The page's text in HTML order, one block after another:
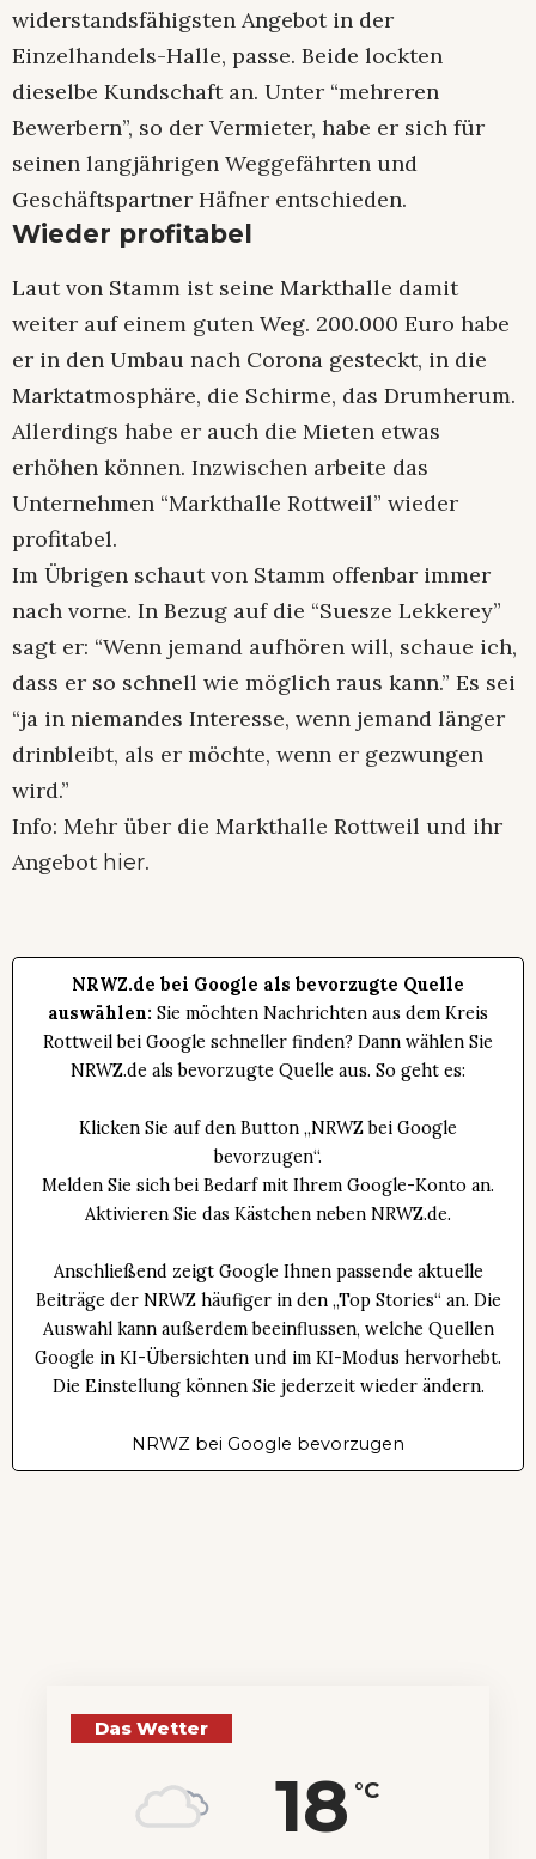
widerstandsfähigsten Angebot in der
Einzelhandels-Halle, passe. Beide lockten
dieselbe Kundschaft an. Unter “mehreren
Bewerbern”, so der Vermieter, habe er sich für
seinen langjährigen Weggefährten und
Geschäftspartner Häfner entschieden.
Wieder profitabel
Laut von Stamm ist seine Markthalle damit
weiter auf einem guten Weg. 200.000 Euro habe
er in den Umbau nach Corona gesteckt, in die
Marktatmosphäre, die Schirme, das Drumherum.
Allerdings habe er auch die Mieten etwas
erhöhen können. Inzwischen arbeite das
Unternehmen “Markthalle Rottweil” wieder
profitabel.
Im Übrigen schaut von Stamm offenbar immer
nach vorne. In Bezug auf die “Suesze Lekkerey”
sagt er: “Wenn jemand aufhören will, schaue ich,
dass er so schnell wie möglich raus kann.” Es sei
“ja in niemandes Interesse, wenn jemand länger
drinbleibt, als er möchte, wenn er gezwungen
wird.”
Info: Mehr über die Markthalle Rottweil und ihr
Angebot hier.
NRWZ.de bei Google als bevorzugte Quelle
auswählen: Sie möchten Nachrichten aus dem Kreis
Rottweil bei Google schneller finden? Dann wählen Sie
NRWZ.de als bevorzugte Quelle aus. So geht es:
Klicken Sie auf den Button „NRWZ bei Google
bevorzugen“.
Melden Sie sich bei Bedarf mit Ihrem Google-Konto an.
Aktivieren Sie das Kästchen neben NRWZ.de.
Anschließend zeigt Google Ihnen passende aktuelle
Beiträge der NRWZ häufiger in den „Top Stories“ an. Die
Auswahl kann außerdem beeinflussen, welche Quellen
Google in KI-Übersichten und im KI-Modus hervorhebt.
Die Einstellung können Sie jederzeit wieder ändern.
NRWZ bei Google bevorzugen
Das Wetter
18 °C